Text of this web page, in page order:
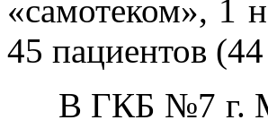
«самотеком», 1
45 пациентов
В ГКБ №7 г.